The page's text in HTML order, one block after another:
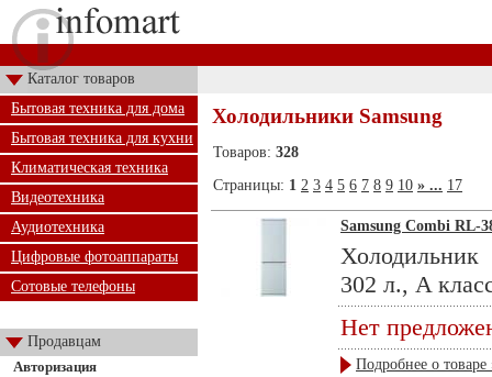
Каталог товаров
Бытовая техника для дома
Бытовая техника для кухни
Климатическая техника
Видеотехника
Аудиотехника
Цифровые фотоаппараты
Сотовые телефоны
Продавцам
Авторизация
Холодильники Samsung
Товаров: 328
Страницы: 1 2 3 4 5 6 7 8 9 10 » ... 17
Samsung Combi RL-
302 л., A
Нет
Подробнее о товаре